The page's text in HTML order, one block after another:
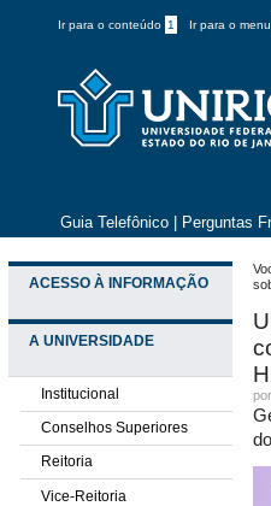
Ir para o conteúdo 1 Ir para o menu
Guia Telefônico Perguntas
ACESSO À INFORMAÇÃO
A UNIVERSIDADE
Institucional
Conselhos Superiores
Reitoria
Vice-Reitoria